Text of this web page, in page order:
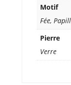
Motif
Fée,
Pierre
Verre